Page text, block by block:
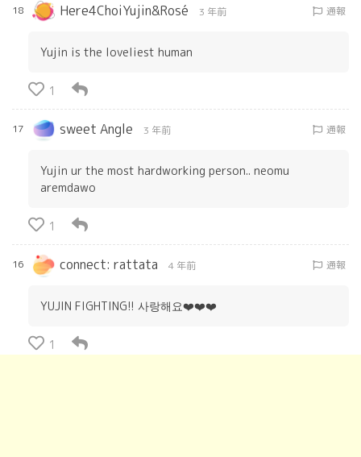
18 Here4ChoiYujin&Rosé 3 年前 通報
Yujin is the loveliest human
1
17 sweet Angle 3 年前 通報
Yujin ur the most hardworking person.. neomu
aremdawo
1
16 connect: rattata 4 年前 通報
YUJIN FIGHTING!! 사랑해요❤️❤️❤️
1